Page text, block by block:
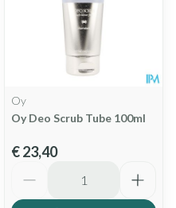
Oy
Oy Deo Scrub Tube 100ml
€ 23,40